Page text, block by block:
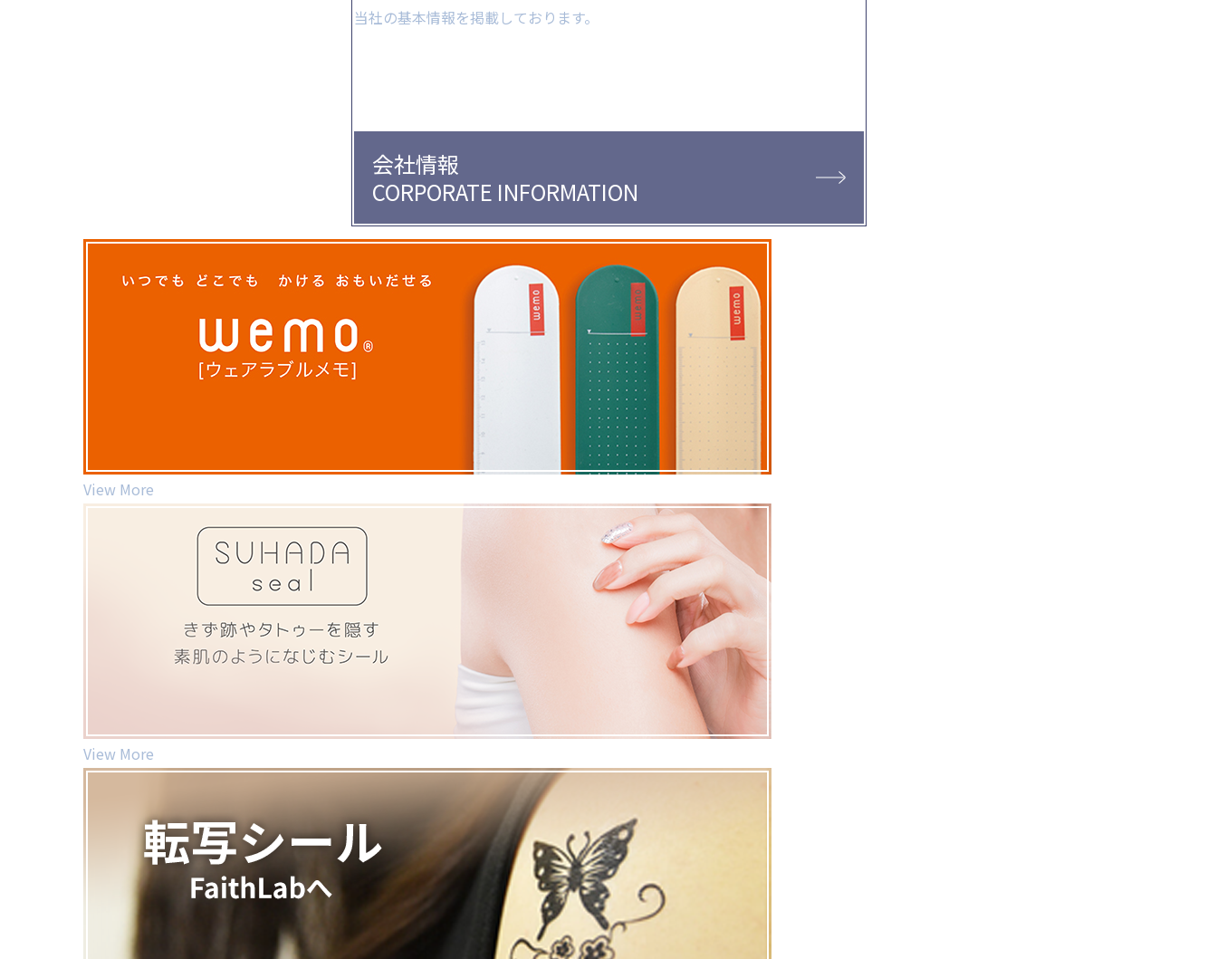
会社情報
CORPORATE INFORMATION
当社の基本情報を掲載しております。
View More
View More